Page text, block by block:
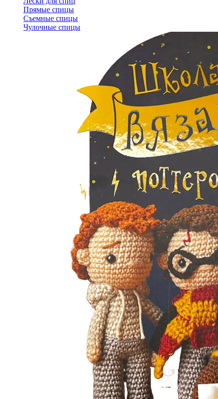
Прямые спицы
Съемные спицы
Чулочные спицы